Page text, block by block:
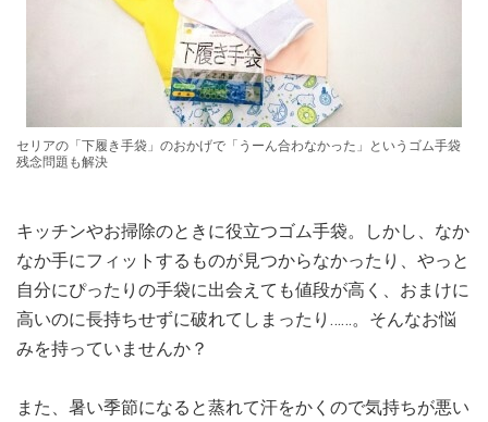
セリアの「下履き手袋」のおかげで「うーん合わなかった」というゴム手袋
残念問題も解決
キッチンやお掃除のときに役立つゴム手袋。しかし、なか
なか手にフィットするものが見つからなかったり、やっと
自分にぴったりの手袋に出会えても値段が高く、おまけに
高いのに長持ちせずに破れてしまったり……。そんなお悩
みを持っていませんか？
また、暑い季節になると蒸れて汗をかくので気持ちが悪い